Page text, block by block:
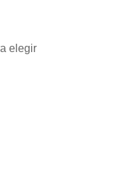
elegir